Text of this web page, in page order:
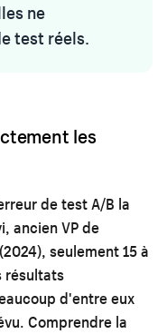
ne
test réels.
les
de test A/B la
ancien VP de
seulement 15 à
résultats
d'entre eux
Comprendre la